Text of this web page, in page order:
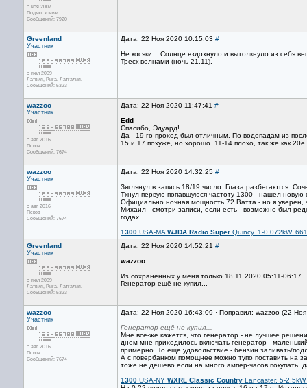
с ноя 2007
Подмосковье
Сообщений: 7920
Greenland
Участник
с июл 2009
Латвия, Рига. Латгалия.
Сообщений: 5323
Дата: 22 Ноя 2020 10:15:03 #
Не косяки... Солнце вздохнуло и вытолкнуло из себя
Треск волнами (ночь 21.11).
wazzoo
Участник
с авг 2016
Псков
Сообщений: 7674
Дата: 22 Ноя 2020 11:47:41 #
Edd
Спасибо, Эдуард!
Да - 19-го проход был отличным. По водопадам из
15 и 17 похуже, но хорошо. 11-14 плохо, так же как 20е
wazzoo
Участник
с авг 2016
Псков
Сообщений: 7674
Дата: 22 Ноя 2020 14:32:25 #
Зяглянул в запись 18/19 число. Глаза разбегаются.
Ткнул первую попавшуюся частоту 1300 - нашел
Официально ночная мощность 72 Ватта - но я
Михаил - смотри записи, если есть - возможно был
годах
1300 USA-MA WJDA Radio Super Quincy. 1-0.072kW.
Greenland
Участник
с июл 2009
Латвия, Рига. Латгалия.
Сообщений: 5323
Дата: 22 Ноя 2020 14:52:21 #
wazzoo
Из сохранённых у меня только 18.11.2020 05:11-06:17.
Генератор ещё не купил...
wazzoo
Участник
с авг 2016
Псков
Сообщений: 7674
Дата: 22 Ноя 2020 16:43:09 · Поправил: wazzoo (22
Генератор ещё не купил...
Мне все-же кажется, что генератор - не лучшее
днем мне приходилось включать генератор -
примерно. То еще удовольствие - бензин заливать/
А с повербанком помощнее можно тупо поставить на
тоже не дешево если на много ампер-часов покупать,
1300 USA-NY WXRL Classic Country Lancaster. 5-